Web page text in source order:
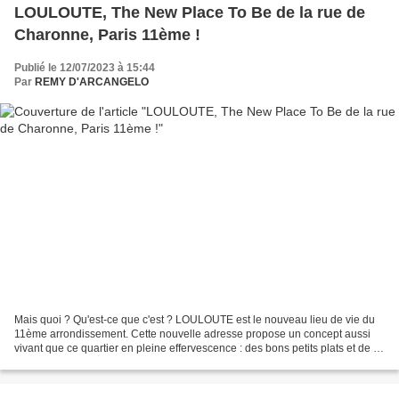
LOULOUTE, The New Place To Be de la rue de
Charonne, Paris 11ème !
Publié le 12/07/2023 à 15:44
Par REMY D'ARCANGELO
Mais quoi ? Qu'est-ce que c'est ? LOULOUTE est le nouveau lieu de vie du
11ème arrondissement. Cette nouvelle adresse propose un concept aussi
vivant que ce quartier en pleine effervescence : des bons petits plats et de la